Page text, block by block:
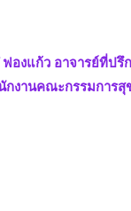
แก้ว อาจารย์ที่ปรึก
งานคณะกรรมการ